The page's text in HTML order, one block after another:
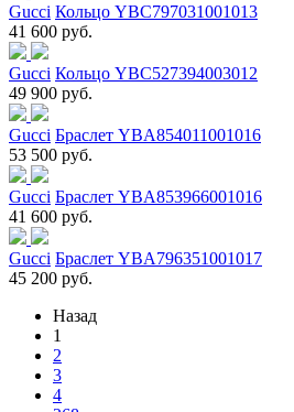
Gucci Кольцо YBC797031001013
41 600 руб.
Gucci Кольцо YBC527394003012
49 900 руб.
Gucci Браслет YBA854011001016
53 500 руб.
Gucci Браслет YBA853966001016
41 600 руб.
Gucci Браслет YBA796351001017
45 200 руб.
Назад
1
2
3
4